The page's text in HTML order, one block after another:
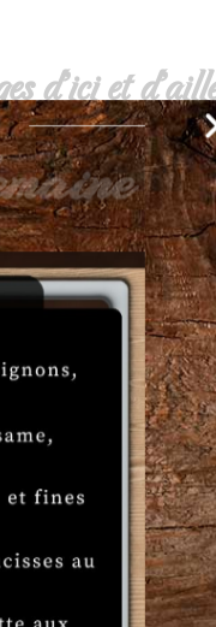
d'ici et
du Québec
à travers
crémeuse
affiné, chaque
ne s’arrête pas
parfaitement
un duo
de notre belle
Fromages &